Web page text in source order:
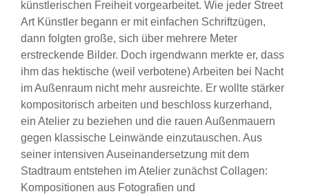
künstlerischen Freiheit vorgearbeitet. Wie jeder Street
Art Künstler begann er mit einfachen Schriftzügen,
dann folgten große, sich über mehrere Meter
erstreckende Bilder. Doch irgendwann merkte er, dass
ihm das hektische (weil verbotene) Arbeiten bei Nacht
im Außenraum nicht mehr ausreichte. Er wollte stärker
kompositorisch arbeiten und beschloss kurzerhand,
ein Atelier zu beziehen und die rauen Außenmauern
gegen klassische Leinwände einzutauschen. Aus
seiner intensiven Auseinandersetzung mit dem
Stadtraum entstehen im Atelier zunächst Collagen:
Kompositionen aus Fotografien und